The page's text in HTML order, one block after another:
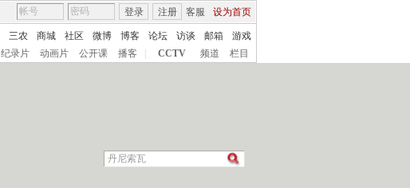
客服 设为首页
登录 注册
三农 商城 社区 微博 博客 论坛 访谈 邮箱
游戏
纪录片 动画片 公开课 播客 CCTV 频道 栏目